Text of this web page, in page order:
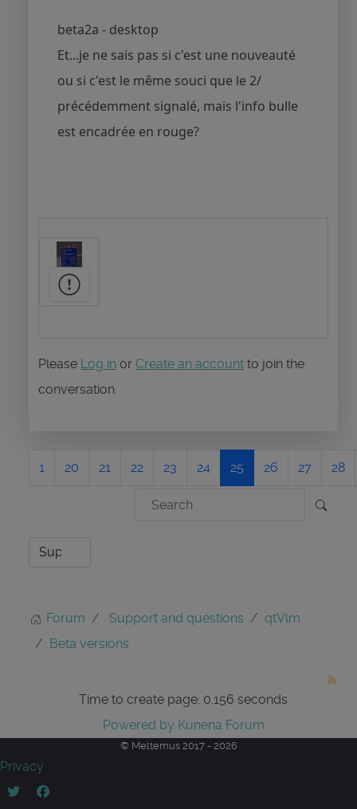
beta2a - desktop
Et...je ne sais pas si c'est une nouveauté
ou si c'est le même souci que le 2/
précédemment signalé, mais l'info bulle
est encadrée en rouge?
Please Log in or Create an account to join the
conversation.
1 20 21 22 23 24 25 26 27 28
Forum Support and questions
qtVlm
Beta versions
Time to create page: 0.156 seconds
Powered by Kunena Forum
© Meltemus 2017 - 2026
Privacy